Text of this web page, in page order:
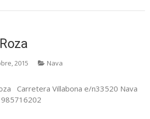
2015 Nava
Carretera Villabona e/n33520 Nava
985716202